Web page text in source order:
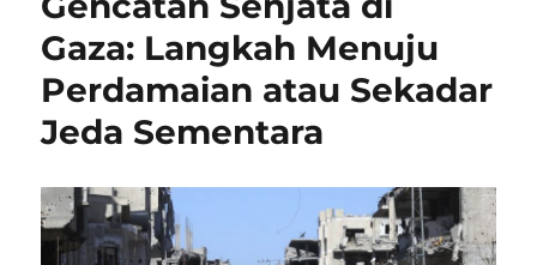
Gaza: Langkah Menuju
Perdamaian atau Sekadar
Jeda Sementara